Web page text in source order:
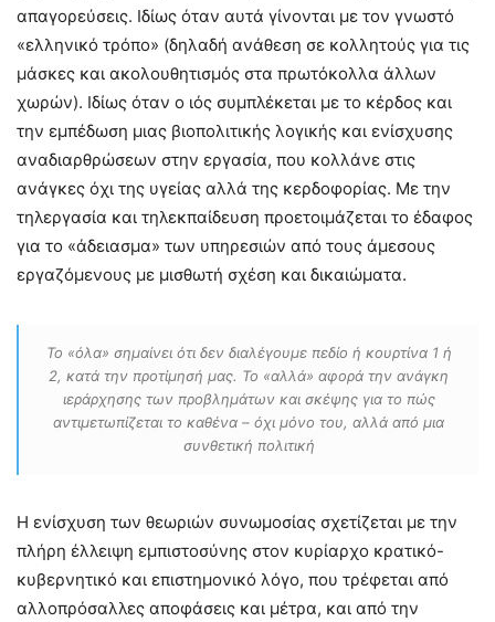
απαγορεύσεις. Ιδίως όταν αυτά γίνονται με τον γνωστό
«ελληνικό τρόπο» (δηλαδή ανάθεση σε κολλητούς για τις
μάσκες και ακολουθητισμός στα πρωτόκολλα άλλων
χωρών). Ιδίως όταν ο ιός συμπλέκεται με το κέρδος και
την εμπέδωση μιας βιοπολιτικής λογικής και ενίσχυσης
αναδιαρθρώσεων στην εργασία, που κολλάνε στις
ανάγκες όχι της υγείας αλλά της κερδοφορίας. Με την
τηλεργασία και τηλεκπαίδευση προετοιμάζεται το έδαφος
για το «άδειασμα» των υπηρεσιών από τους άμεσους
εργαζόμενους με μισθωτή σχέση και δικαιώματα.
Το «όλα» σημαίνει ότι δεν διαλέγουμε πεδίο ή κουρτίνα 1 ή
2, κατά την προτίμησή μας. Το «αλλά» αφορά την ανάγκη
ιεράρχησης των προβλημάτων και σκέψης για το πώς
αντιμετωπίζεται το καθένα – όχι μόνο του, αλλά από μια
συνθετική πολιτική
Η ενίσχυση των θεωριών συνωμοσίας σχετίζεται με την
πλήρη έλλειψη εμπιστοσύνης στον κυρίαρχο κρατικό-
κυβερνητικό και επιστημονικό λόγο, που τρέφεται από
αλλοπρόσαλλες αποφάσεις και μέτρα, και από την